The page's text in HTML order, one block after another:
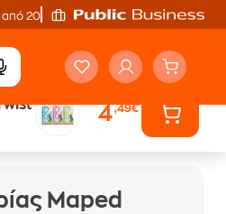
20'
4,49€
Maped